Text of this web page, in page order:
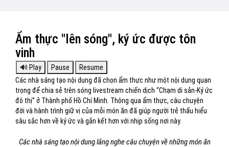
Ẩm thực "lên sóng", ký ức được tôn
vinh
Các nhà sáng tạo nội dung đã chọn ẩm thực như một nội dung quan
trọng để chia sẻ trên sóng livestream chiến dịch “Chạm di sản-Ký ức
đô thị” ở Thành phố Hồ Chí Minh. Thông qua ẩm thực, câu chuyện
đời và hành trình giữ vị của mỗi món ăn đã giúp người trẻ thấu hiểu
sâu sắc hơn về ký ức và gắn kết hơn với nhịp sống nơi này.
Các nhà sáng tạo nội dung lắng nghe câu chuyện về những món ăn